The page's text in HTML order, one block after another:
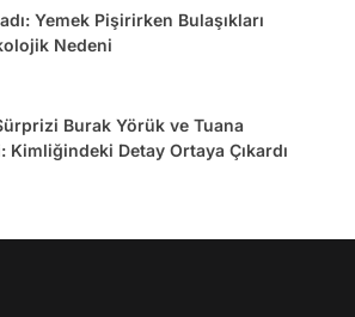
Yemek Pişirirken Bulaşıkları
Nedeni
Burak Yörük ve Tuana
Kimliğindeki Detay Ortaya Çıkardı